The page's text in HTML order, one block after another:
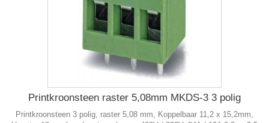
Printkroonsteen raster 5,08mm MKDS-3 3 polig
Printkroonsteen 3 polig, raster 5,08 mm, Koppelbaar 11,2 x 15,2mm,